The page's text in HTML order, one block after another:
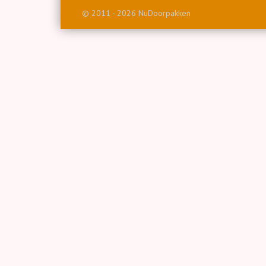
© 2011 - 2026 NuDoorpakken